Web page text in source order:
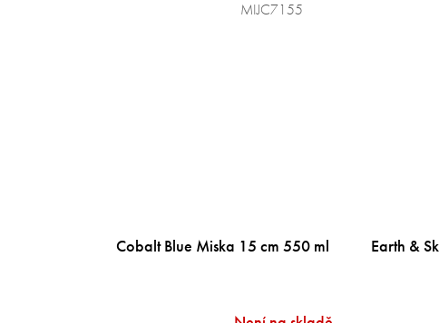
Cobalt Blue Miska 15 cm 550 ml
MIJC7155
Earth &